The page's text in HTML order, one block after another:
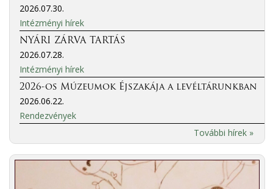
2026.07.30.
Intézményi hírek
NYÁRI ZÁRVA TARTÁS
2026.07.28.
Intézményi hírek
2026-os Múzeumok Éjszakája a levéltárunkban
2026.06.22.
Rendezvények
További hírek »